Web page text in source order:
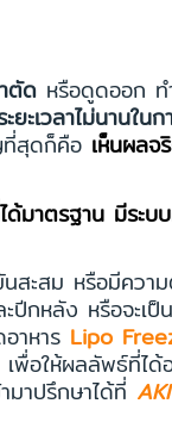
ตัด หรือดูดออก ท
ะยะเวลาไม่นานใน
ที่สุดก็คือ เห็นผลจ
ได้มาตรฐาน มีระ
สะสม หรือมีคว
กหลัง หรือจะเ
าหาร Lipo
พื่อให้ผลลัพธ์ที่ไ
าปรึกษาได้ที่